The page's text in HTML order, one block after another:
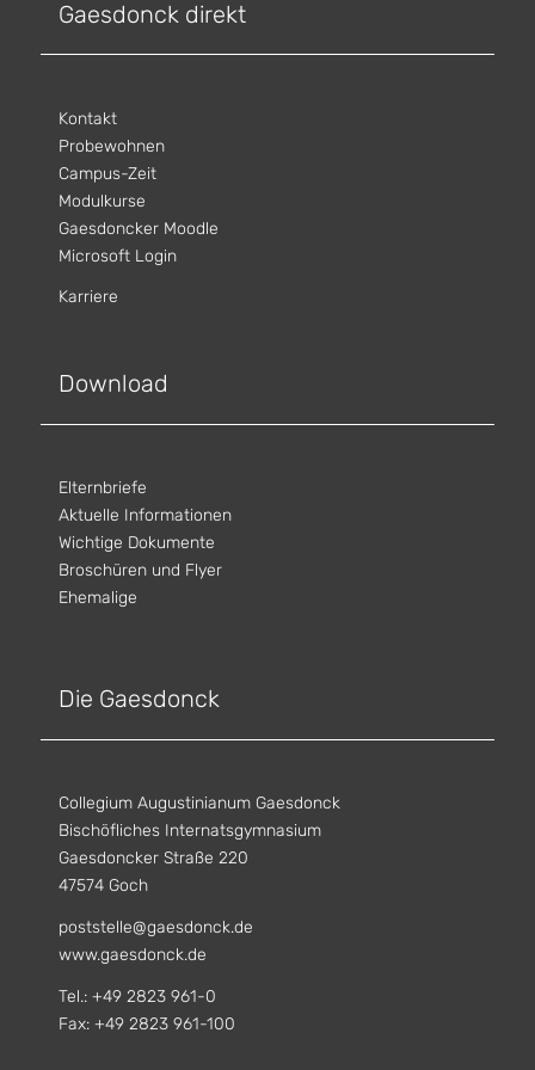
Gaesdonck direkt
Kontakt
Probewohnen
Campus-Zeit
Modulkurse
Gaesdoncker Moodle
Microsoft Login
Karriere
Download
Elternbriefe
Aktuelle Informationen
Wichtige Dokumente
Broschüren und Flyer
Ehemalige
Die Gaesdonck
Collegium Augustinianum Gaesdonck
Bischöfliches Internatsgymnasium
Gaesdoncker Straße 220
47574 Goch
poststelle@gaesdonck.de
www.gaesdonck.de
Tel.: +49 2823 961-0
Fax: +49 2823 961-100